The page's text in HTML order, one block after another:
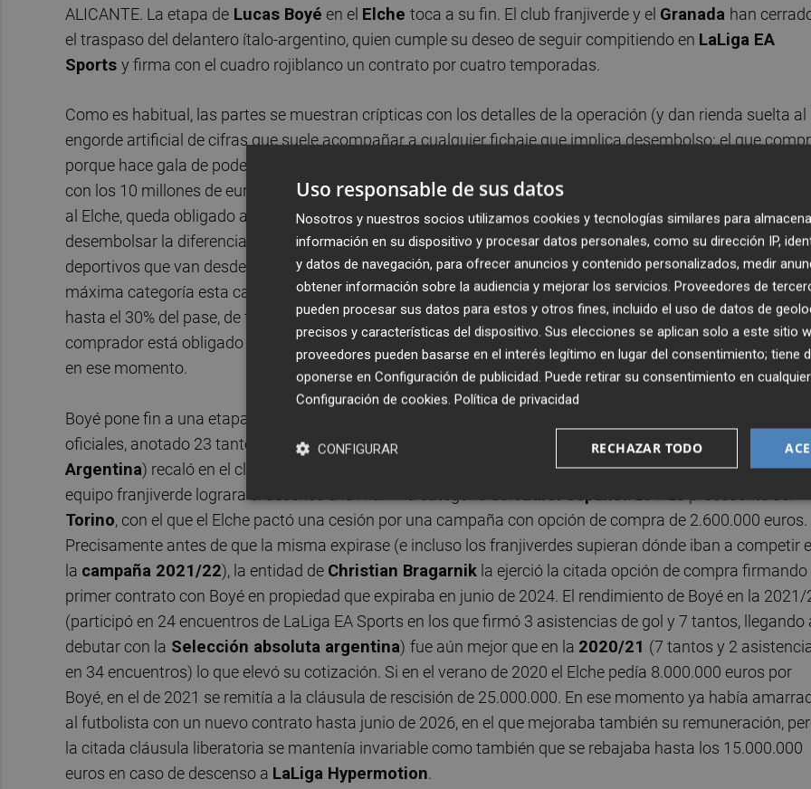
ALICANTE. La etapa de Lucas Boyé en el Elche toca a su fin. El club franjiverde y el Granada han
el traspaso del delantero ítalo-argentino, quien cumple su deseo de seguir compitiendo en LaLiga EA
Sports y firma con el cuadro rojiblanco un contrato por cuatro temporadas.
Como es habitual, las partes se muestran crípticas con los detalles de la operación (y dan rienda suelta al
engorde artificial de cifras que suele acompañar a cualquier fichaje que implica desembolso: el que
porque hace gala de poderío económico y el que vende porque lo hace caro), pero la misma se ha
con los 10 millones de euros como precio de referencia por el total de pase. El Granada no abona esa
al Elche, queda obligado a pagar de entrada algo menos de 7 millones de euros por un 70% del pase y a
desembolsar la diferencia hasta los 10 millones en función del cumplimiento de una serie de éxitos
deportivos que van desde los goles y minutos del futbolista a la permanencia de los rojiblancos en la
máxima categoría esta campaña. Mientras lo anterior no se produzca, el Elche mantiene el derecho sobre
hasta el 30% del pase, de tal forma que en caso de traspaso del futbolista por parte del Granada, el
comprador está obligado a abonarle la suma equivalente al porcentaje que siga siendo del club
en ese momento.
Boyé pone fin a una etapa de tres campañas en el Elche en las que ha jugado un total de 100 encuentros
oficiales, anotado 23 tantos y firmado 10 asistencias de gol. El delantero deSan Gregorio
Argentina) recaló en el club del
en septiembre de 2020, poco después de que el primer
equipo franjiverde lograra el ascenso a la máxima categoría del
Torino, con el que el Elche pactó una cesión por una campaña con opción de compra de 2.600.000 euros.
Precisamente antes de que la misma expirase (e incluso los franjiverdes supieran dónde iban a competir
la campaña 2021/22), la entidad de Christian Bragarnik la ejerció la citada opción de compra firmando
primer contrato con Boyé en propiedad que expiraba en junio de 2024. El rendimiento de Boyé en la 2021/
(participó en 24 encuentros de LaLiga EA Sports en los que firmó 3 asistencias de gol y 7 tantos, llegando
debutar con la Selección absoluta argentina) fue aún mejor que en la 2020/21 (7 tantos y 2
en 34 encuentros) lo que elevó su cotización. Si en el verano de 2020 el Elche pedía 8.000.000 euros por
Boyé, en el de 2021 se remitía a la cláusula de rescisión de 25.000.000. En ese momento ya había
al futbolista con un nuevo contrato hasta junio de 2026, en el que mejoraba también su remuneración,
la citada cláusula liberatoria se mantenía invariable como también que se rebajaba hasta los 15.000.000
euros en caso de descenso a LaLiga Hypermotion.
Uso responsable de sus datos
Nosotros y nuestros socios utilizamos cookies y tecnologías similares para
información en su dispositivo y procesar datos personales, como su dirección IP,
y datos de navegación, para ofrecer anuncios y contenido personalizados, medir
obtener información sobre la audiencia y mejorar los servicios. Proveedores de
pueden procesar sus datos para estos y otros fines, incluido el uso de datos de
precisos y características del dispositivo. Sus elecciones se aplican solo a este sitio
proveedores pueden basarse en el interés legítimo en lugar del consentimiento; tiene
oponerse en Configuración de publicidad. Puede retirar su consentimiento en
Configuración de cookies. Política de privacidad
RECHAZAR TODO
CONFIGURAR